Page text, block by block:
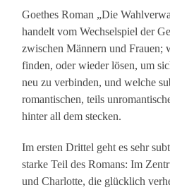
Goethes Roman „Die
handelt vom Wechselspiel der
zwischen Männern und Frauen;
finden, oder wieder lösen, um
neu zu verbinden, und welche
romantischen, teils
hinter all dem stecken.
Im ersten Drittel geht es sehr
starke Teil des Romans: Im
und Charlotte, die glücklich